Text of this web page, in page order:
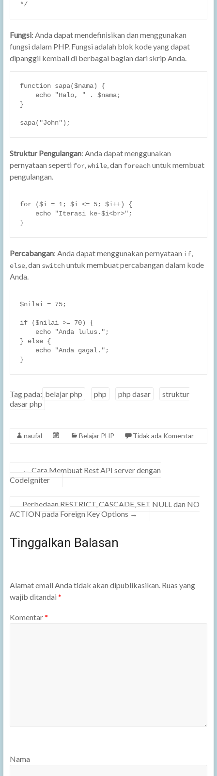
*/
Fungsi: Anda dapat mendefinisikan dan menggunakan
fungsi dalam PHP. Fungsi adalah blok kode yang dapat
dipanggil kembali di berbagai bagian dari skrip Anda.
function sapa($nama) {
}
sapa("John");
Struktur Pengulangan: Anda dapat menggunakan
pernyataan seperti for,while, dan foreachuntuk membuat
pengulangan.
for ($i = 1; $i <= 5; $i++) {
}
Percabangan: Anda dapat menggunakan pernyataan if,
else, dan switchuntuk membuat percabangan dalam kode
Anda.
$nilai = 75;
if ($nilai >= 70) {
} else {
}
Tag pada: belajar php php php dasar
struktur
dasar php
naufal Belajar PHP Tidak ada Komentar
← Cara Membuat Rest API server dengan
CodeIgniter
Perbedaan RESTRICT, CASCADE, SET NULL dan NO
ACTION pada Foreign Key Options →
Tinggalkan Balasan
Alamat email Anda tidak akan dipublikasikan. Ruas yang
wajib ditandai *
Komentar*
Nama